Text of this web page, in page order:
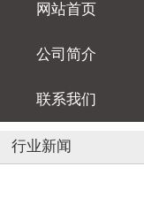
网站首页
公司简介
联系我们
行业新闻